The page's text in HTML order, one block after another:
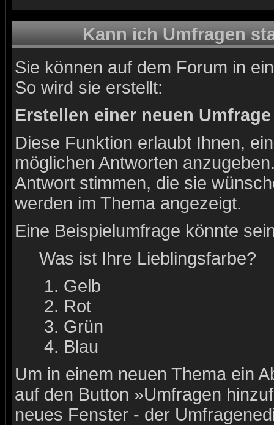
Kann ich Umfragen
Sie können auf dem Forum in
So wird sie erstellt:
Erstellen einer neuen Umfrage
Diese Funktion erlaubt Ihnen,
möglichen Antworten
Antwort stimmen, die sie
werden im Thema angezeigt.
Eine Beispielumfrage könnte
Was ist Ihre Lieblingsfarbe?
Gelb
Rot
Grün
Blau
Um in einem neuen Thema ein
auf den Button »Umfragen
neues Fenster - der